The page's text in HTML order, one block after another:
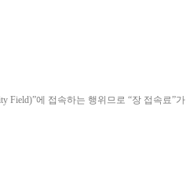
Field)”에 접속하는 행위므로 “장 접속